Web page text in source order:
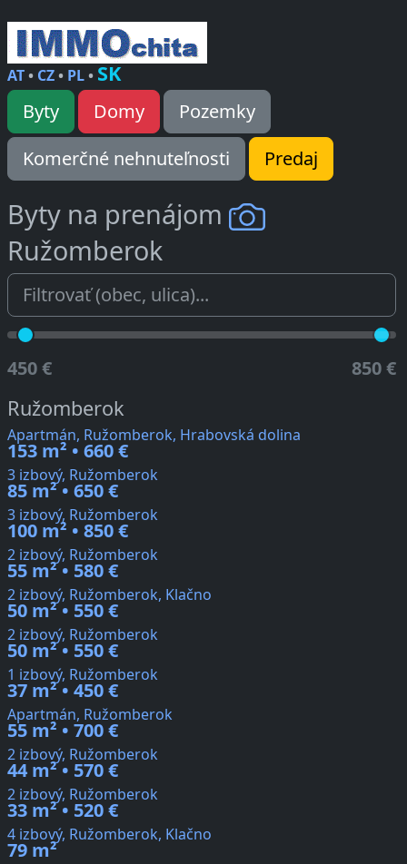
AT• CZ• PL• SK
Byty Domy
Pozemky
Komerčné nehnuteľnosti
Predaj
Byty na prenájom
Ružomberok
450 € 850 €
Ružomberok
Apartmán, Ružomberok, Hrabovská dolina
153 m² • 660 €
3 izbový, Ružomberok
85 m² • 650 €
3 izbový, Ružomberok
100 m² • 850 €
2 izbový, Ružomberok
55 m² • 580 €
2 izbový, Ružomberok, Klačno
50 m² • 550 €
2 izbový, Ružomberok
50 m² • 550 €
1 izbový, Ružomberok
37 m² • 450 €
Apartmán, Ružomberok
55 m² • 700 €
2 izbový, Ružomberok
44 m² • 570 €
2 izbový, Ružomberok
33 m² • 520 €
4 izbový, Ružomberok, Klačno
79 m²